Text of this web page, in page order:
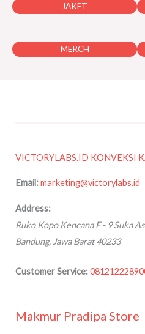
JAKET
MERCH
VICTORYLABS.ID KONVEKSI
Email:marketing@victorylabs.id
Address:
Ruko Kopo Kencana F - 9 Suka
Bandung, Jawa Barat 40233
Customer Service:
Makmur Pradipa Store